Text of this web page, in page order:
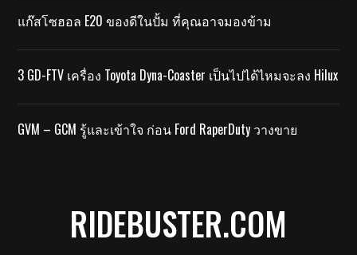
แก๊สโซฮอล E20 ของดีในปั้ม ที่คุณอาจมองข้าม
3 GD-FTV เครื่อง Toyota Dyna-Coaster เป็นไปได้ไหมจะลง Hilux
GVM – GCM รู้และเข้าใจ ก่อน Ford RaperDuty วางขาย
RIDEBUSTER.COM